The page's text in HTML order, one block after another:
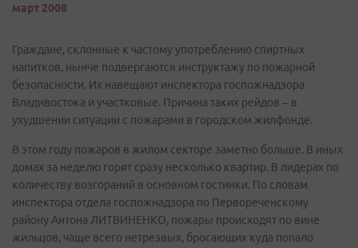
март 2008
Граждане, склонные к частому употреблению спиртных
напитков, нынче подвергаются инструктажу по пожарной
безопасности. Их навещают инспектора госпожнадзора
Владивостока и участковые. Причина таких рейдов – в
ухудшении ситуации с пожарами в городском жилфонде.
В этом году пожаров в жилом секторе заметно больше. В иных
домах за неделю горят сразу несколько квартир. В лидерах по
количеству возгораний в основном гостинки. По словам
инспектора отдела госпожнадзора по Первореченскому
району Антона ЛИТВИНЕНКО, пожары происходят по вине
жильцов, чаще всего нетрезвых, бросающих куда попало